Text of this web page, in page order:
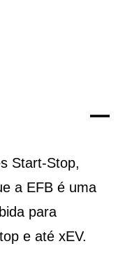
Start-Stop,
a EFB é uma
para
e até xEV.